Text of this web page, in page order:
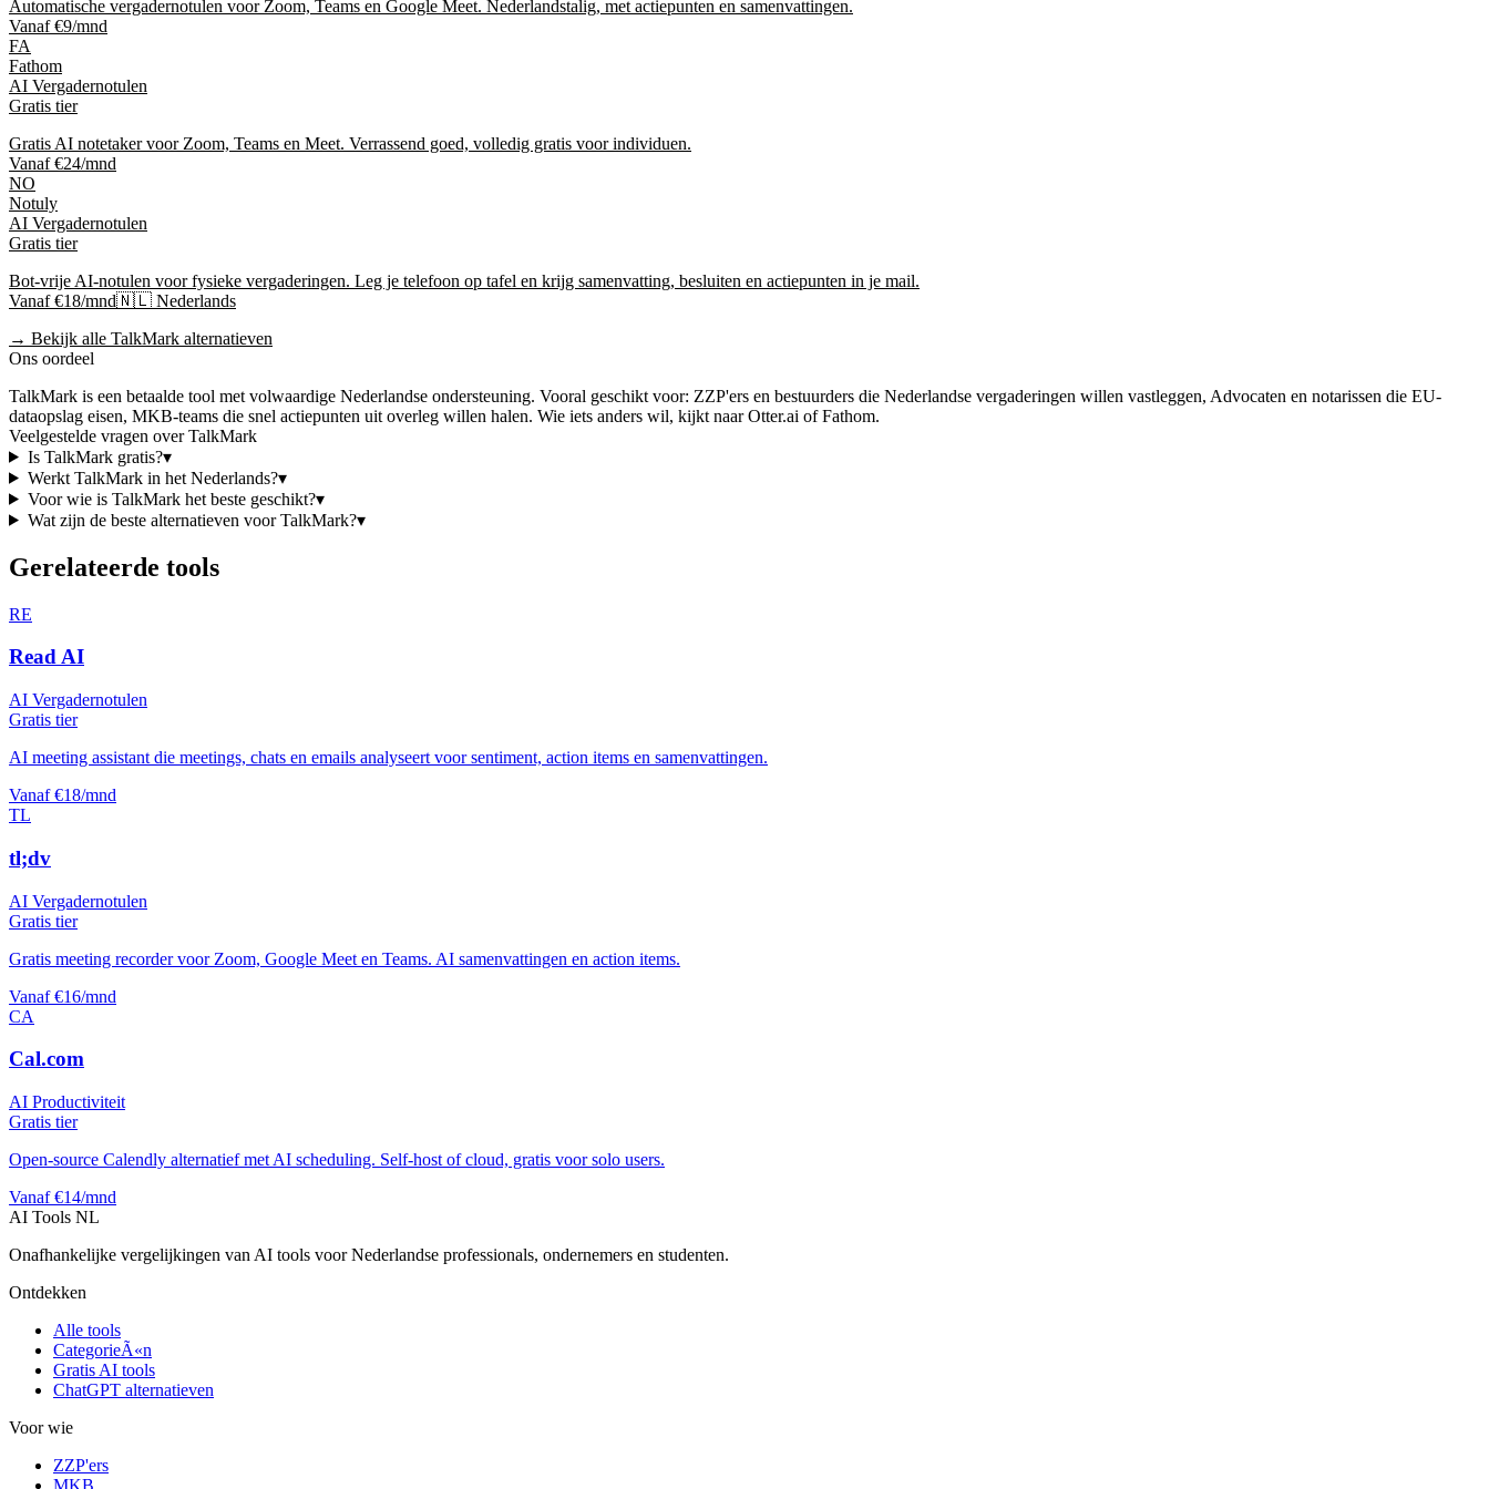
Automatische vergadernotulen voor Zoom, Teams en Google Meet. Nederlandstalig, met actiepunten en samenvattingen.
Vanaf €9/mnd
FA
Fathom
AI Vergadernotulen
Gratis tier
Gratis AI notetaker voor Zoom, Teams en Meet. Verrassend goed, volledig gratis voor individuen.
Vanaf €24/mnd
NO
Notuly
AI Vergadernotulen
Gratis tier
Bot-vrije AI-notulen voor fysieke vergaderingen. Leg je telefoon op tafel en krijg samenvatting, besluiten en actiepunten in je mail.
Vanaf €18/mnd🇳🇱 Nederlands
→ Bekijk alle TalkMark alternatieven
Ons oordeel
TalkMark is een betaalde tool met volwaardige Nederlandse ondersteuning. Vooral geschikt voor: ZZP'ers en bestuurders die Nederlandse vergaderingen willen vastleggen, Advocaten en notarissen die EU-
dataopslag eisen, MKB-teams die snel actiepunten uit overleg willen halen. Wie iets anders wil, kijkt naar Otter.ai of Fathom.
Veelgestelde vragen overTalkMark
Is TalkMarkgratis?▾
Werkt TalkMarkin het Nederlands?▾
Voor wie is TalkMarkhet beste geschikt?▾
Wat zijn de beste alternatieven voorTalkMark?▾
Gerelateerde tools
RE
Read AI
AI Vergadernotulen
Gratis tier
AI meeting assistant die meetings, chats en emails analyseert voor sentiment, action items en samenvattingen.
Vanaf €18/mnd
TL
tl;dv
AI Vergadernotulen
Gratis tier
Gratis meeting recorder voor Zoom, Google Meet en Teams. AI samenvattingen en action items.
Vanaf €16/mnd
CA
Cal.com
AI Productiviteit
Gratis tier
Open-source Calendly alternatief met AI scheduling. Self-host of cloud, gratis voor solo users.
Vanaf €14/mnd
AI Tools NL
Onafhankelijke vergelijkingen van AI tools voor Nederlandse professionals, ondernemers en studenten.
Ontdekken
Alle tools
CategorieÃ«n
Gratis AI tools
ChatGPT alternatieven
Voor wie
ZZP'ers
MKB